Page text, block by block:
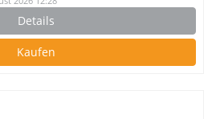
Details
Kaufen